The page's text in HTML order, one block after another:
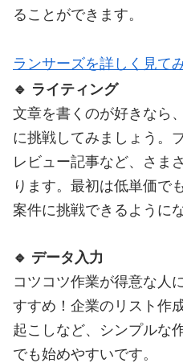
ることができます。
ランサーズを詳しく見て
🔹 ライティング
文章を書くのが好きなら
に挑戦してみましょう。
レビュー記事など、さま
ります。最初は低単価で
案件に挑戦できるように
🔹 データ入力
コツコツ作業が得意な人
すすめ！企業のリスト作
起こしなど、シンプルな
でも始めやすいです。